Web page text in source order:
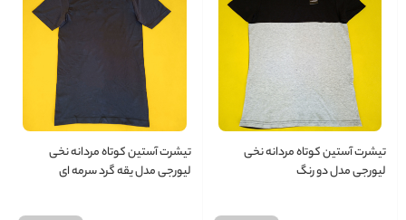
تیشرت آستین کوتاه مردانه نخی
لیورجی مدل دو رنگ
تیشرت آستین کوتاه مردانه نخی
لیورجی مدل یقه گرد سرمه ای